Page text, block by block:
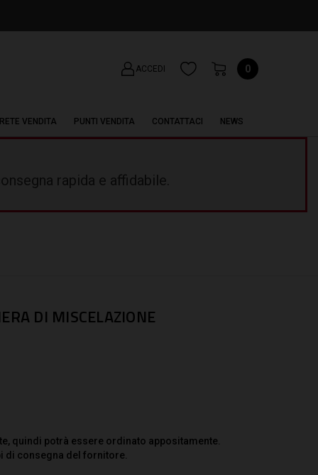
ACCEDI 0
RETE VENDITA PUNTI VENDITA CONTATTACI NEWS
rapida e affidabile.
DI MISCELAZIONE
quindi potrà essere ordinato appositamente.
di consegna del fornitore.